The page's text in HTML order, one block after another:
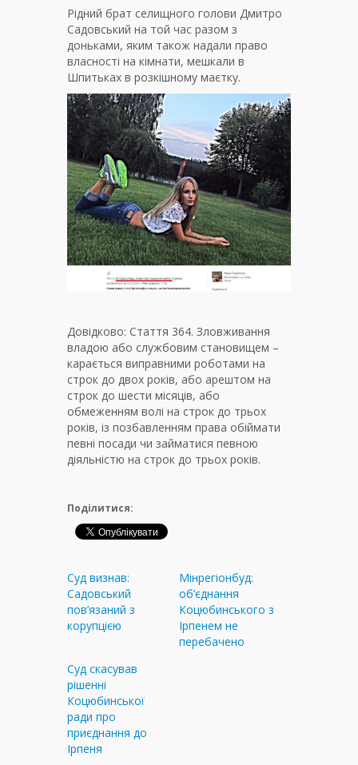
Рідний брат селищного голови Дмитро
Садовський на той час разом з
доньками, яким також надали право
власності на кімнати, мешкали в
Шпитьках в розкішному маєтку.
Довідково: Стаття 364. Зловживання
владою або службовим становищем –
карається виправними роботами на
строк до двох років, або арештом на
строк до шести місяців, або
обмеженням волі на строк до трьох
років, із позбавленням права обіймати
певні посади чи займатися певною
діяльністю на строк до трьох років.
Поділитися:
Суд визнав:
Садовський
пов’язаний з
корупцією
Мінрегіонбуд:
об’єднання
Коцюбинського з
Ірпенем не
перебачено
Суд скасував
рішенні
Коцюбинської
ради про
приєднання до
Ірпеня